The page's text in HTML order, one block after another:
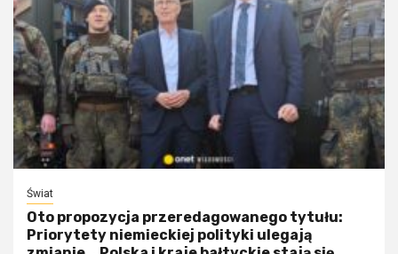
Świat
Oto propozycja przeredagowanego tytułu:
Priorytety niemieckiej polityki ulegają